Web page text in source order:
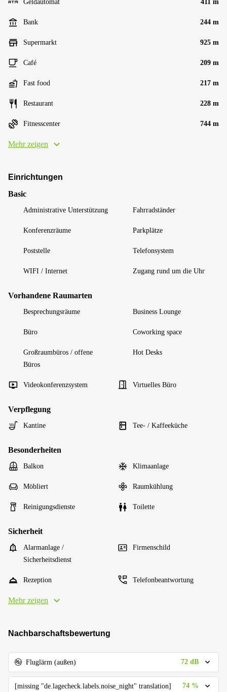
Geldautomat 411 m
Bank 244 m
Supermarkt 925 m
Café 209 m
Fast food 217 m
Restaurant 228 m
Fitnesscenter 744 m
Mehr zeigen
Einrichtungen
Basic
Administrative Unterstützung Fahrradständer
Konferenzräume Parkplätze
Poststelle Telefonsystem
WIFI / Internet Zugang rund um die Uhr
Vorhandene Raumarten
Besprechungsräume Business Lounge
Büro Coworking space
Großraumbüros / offene
Büros
Hot Desks
Videokonferenzsystem Virtuelles Büro
Verpflegung
Kantine Tee- / Kaffeeküche
Besonderheiten
Balkon Klimaanlage
Möbliert Raumkühlung
Reinigungsdienste Toilette
Sicherheit
Alarmanlage /
Sicherheitsdienst
Firmenschild
Rezeption Telefonbeantwortung
Mehr zeigen
Nachbarschaftsbewertung
Fluglärm (außen) 72 dB
[missing "de.lagecheck.labels.noise_night" translation] 74 %